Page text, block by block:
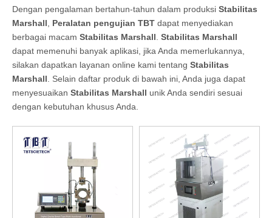
Dengan pengalaman bertahun-tahun dalam produksi Stabilitas
Marshall
Peralatan pengujian TBT dapat menyediakan
berbagai macam Stabilitas Marshall Stabilitas Marshall
dapat memenuhi banyak aplikasi, jika Anda memerlukannya,
silakan dapatkan layanan online kami tentang Stabilitas
Marshall . Selain daftar produk di bawah ini, Anda juga dapat
menyesuaikan Stabilitas Marshall unik Anda sendiri sesuai
dengan kebutuhan khusus Anda.